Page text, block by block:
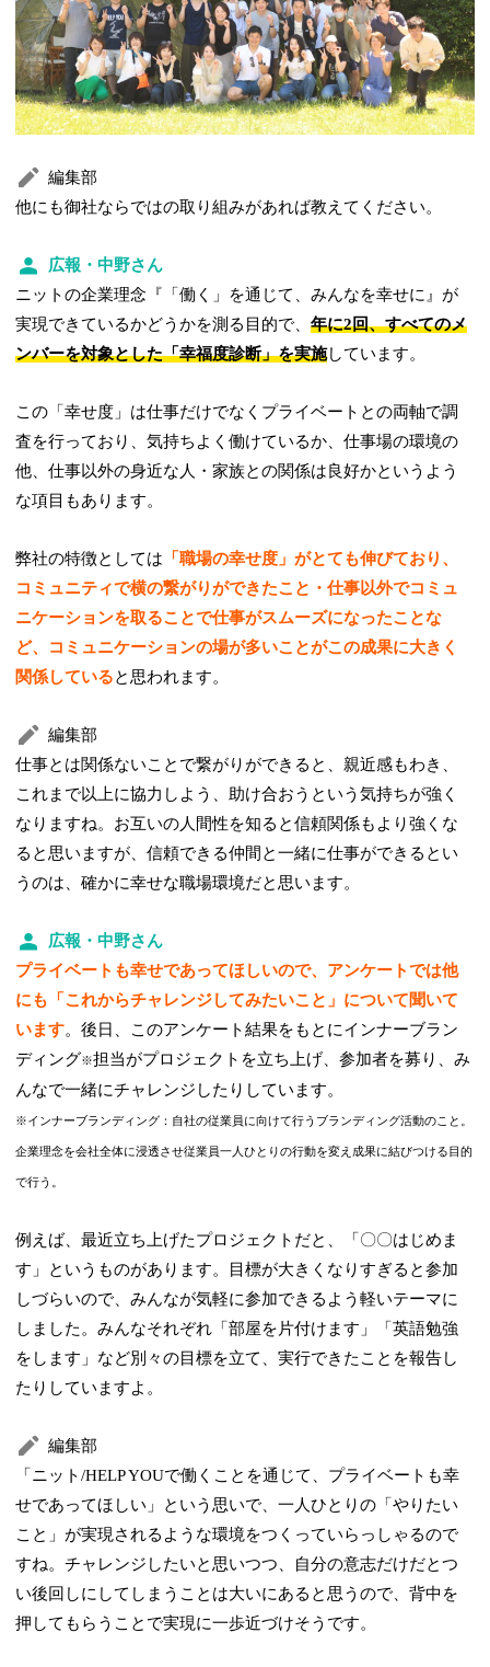
編集部
他にも御社ならではの取り組みがあれば教えてください。
広報・中野さん
ニットの企業理念『「働く」を通じて、みんなを幸せに』が
実現できているかどうかを測る目的で、年に2回、すべてのメ
ンバーを対象とした「幸福度診断」を実施しています。
この「幸せ度」は仕事だけでなくプライベートとの両軸で調
査を行っており、気持ちよく働けているか、仕事場の環境の
他、仕事以外の身近な人・家族との関係は良好かというよう
な項目もあります。
弊社の特徴としては 「職場の幸せ度」がとても伸びており、
コミュニティで横の繋がりができたこと・仕事以外でコミュ
ニケーションを取ることで仕事がスムーズになったことな
ど、コミュニケーションの場が多いことがこの成果に大きく
関係していると思われます。
編集部
仕事とは関係ないことで繋がりができると、親近感もわき、
これまで以上に協力しよう、助け合おうという気持ちが強く
なりますね。お互いの人間性を知ると信頼関係もより強くな
ると思いますが、信頼できる仲間と一緒に仕事ができるとい
うのは、確かに幸せな職場環境だと思います。
広報・中野さん
プライベートも幸せであってほしいので、アンケートでは他
にも「これからチャレンジしてみたいこと」について聞いて
います。後日、このアンケート結果をもとにインナーブラン
ディング※担当がプロジェクトを立ち上げ、参加者を募り、み
んなで一緒にチャレンジしたりしています。
※インナーブランディング：自社の従業員に向けて行うブランディング活動のこと。
企業理念を会社全体に浸透させ従業員一人ひとりの行動を変え成果に結びつける目的
で行う。
例えば、最近立ち上げたプロジェクトだと、「〇〇はじめま
す」というものがあります。目標が大きくなりすぎると参加
しづらいので、みんなが気軽に参加できるよう軽いテーマに
しました。みんなそれぞれ「部屋を片付けます」「英語勉強
をします」など別々の目標を立て、実行できたことを報告し
たりしていますよ。
編集部
「ニット/HELP YOUで働くことを通じて、プライベートも幸
せであってほしい」という思いで、一人ひとりの「やりたい
こと」が実現されるような環境をつくっていらっしゃるので
すね。チャレンジしたいと思いつつ、自分の意志だけだとつ
い後回しにしてしまうことは大いにあると思うので、背中を
押してもらうことで実現に一歩近づけそうです。